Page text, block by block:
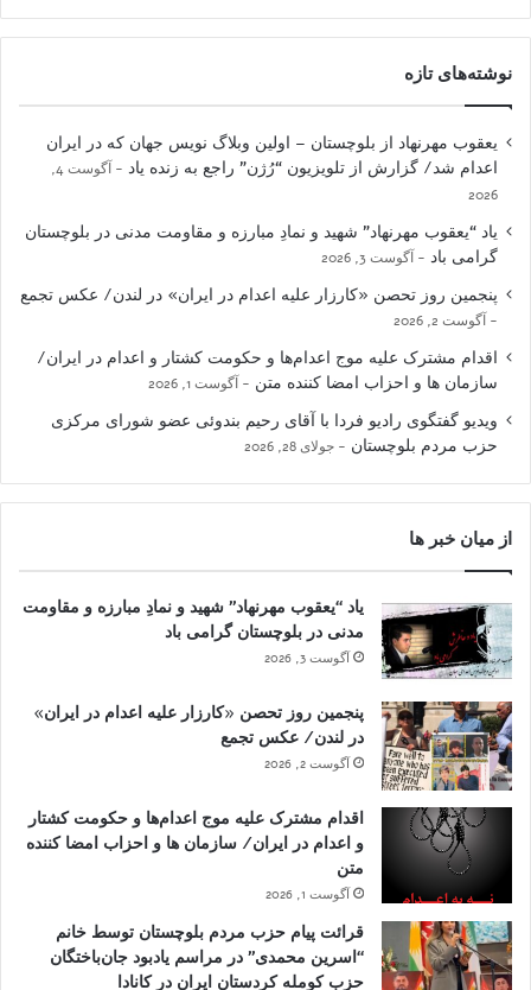
نوشته‌های تازه
یعقوب مهرنهاد از بلوچستان – اولین وبلاگ نویس جهان که در ایران
اعدام شد/ گزارش از تلویزیون “رُژن” راجع به زنده یاد
آگوست 4,
2026
یاد “یعقوب مهرنهاد” شهید و نمادِ مبارزه و مقاومت مدنی در بلوچستان
گرامی باد
آگوست 3, 2026
پنجمین روز تحصن «کارزار علیه اعدام در ایران» در لندن/ عکس تجمع
آگوست 2, 2026
اقدام مشترک علیه موج اعدام‌ها و حکومت کشتار و اعدام در ایران/
سازمان ها و احزاب امضا کننده متن
آگوست 1, 2026
ویدیو گفتگوی رادیو فردا با آقای رحیم بندوئی عضو شورای مرکزی
حزب مردم بلوچستان
جولای 28, 2026
از میان خبر ها
یاد “یعقوب مهرنهاد” شهید و نمادِ مبارزه و مقاومت
مدنی در بلوچستان گرامی باد
آگوست 3, 2026
پنجمین روز تحصن «کارزار علیه اعدام در ایران»
در لندن/ عکس تجمع
آگوست 2, 2026
اقدام مشترک علیه موج اعدام‌ها و حکومت کشتار
و اعدام در ایران/ سازمان ها و احزاب امضا کننده
متن
آگوست 1, 2026
قرائت پیام حزب مردم بلوچستان توسط خانم
“اسرین محمدی” در مراسم یادبود جان‌باختگان
حزب کومله کردستان ایران در کانادا